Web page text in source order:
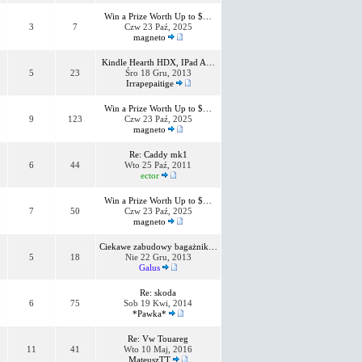
3 7
Win a Prize Worth Up to $…
Czw 23 Paź, 2025
magneto
5 23
Kindle Hearth HDX, IPad A…
Śro 18 Gru, 2013
Irrapepaitige
9 123
Win a Prize Worth Up to $…
Czw 23 Paź, 2025
magneto
6 44
Re: Caddy mk1
Wto 25 Paź, 2011
ector
7 50
Win a Prize Worth Up to $…
Czw 23 Paź, 2025
magneto
5 18
Ciekawe zabudowy bagażnik…
Nie 22 Gru, 2013
Galus
6 75
Re: skoda
Sob 19 Kwi, 2014
*Pawka*
11 41
Re: Vw Touareg
Wto 10 Maj, 2016
MateuszTT